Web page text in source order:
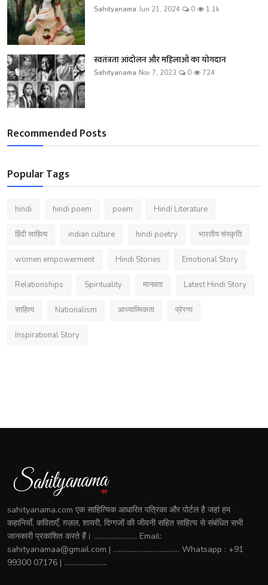
Sahityanama Jun 21, 2024 0 1.1k
स्वतंत्रता आंदोलन और महिलाओं का योगदान
Sahityanama Nov 7, 2023 0 724
Recommended Posts
Popular Tags
hindi hindi poem poem Hindi Literature
हिंदी साहित्य indian culture hindi poetry भारतीय संस्कृति
women empowerment Hindi Stories Emotional Story
Relationships Spirituality मानवता Latest Hindi Story
साहित्य Nationalism आध्यात्मिकता प्रेरणा
Inspirational Story
sahityanama.com एक साहित्यिक आधारित पत्रिका और पोर्टल है जहां हम
कहानियाँ, कविताएँ, ग़ज़ल, शायरी, दिग्गजों की जीवनी सहित साहित्य से संबंधित सभी
जानकारी प्रकाशित करते हैं। ........................ Email:
sahityanamaa@gmail.com | ..................................... Whatsapp : +91
99300 07176 | ........................